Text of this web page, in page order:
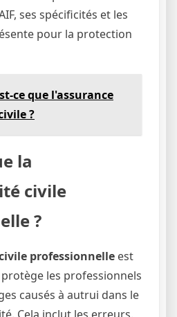
ses spécificités et les
pour la protection
ce que l'assurance
?
la
civile
?
professionnelle est
les professionnels
causés à autrui dans le